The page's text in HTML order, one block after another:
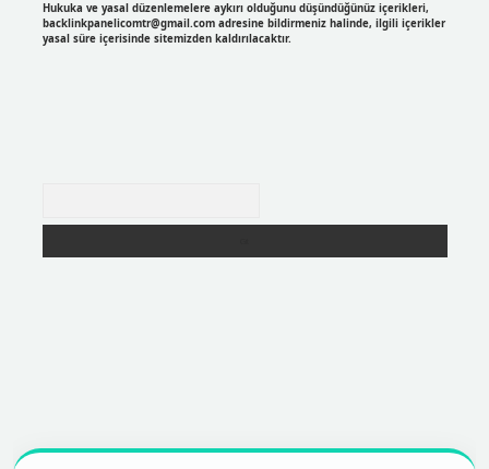
Hukuka ve yasal düzenlemelere aykırı olduğunu düşündüğünüz içerikleri,
backlinkpanelicomtr@gmail.comadresine bildirmeniz halinde, ilgili içerikler
yasal süre içerisinde sitemizden kaldırılacaktır.